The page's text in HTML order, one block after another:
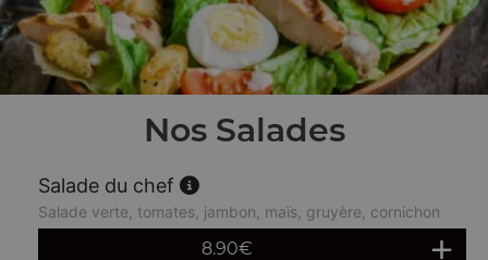
Nos Salades
Salade du chef
Salade verte, tomates, jambon, maïs, gruyère, cornichon
8.90€